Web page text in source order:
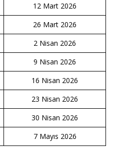
12 Mart 2026
26 Mart 2026
2 Nisan 2026
9 Nisan 2026
16 Nisan 2026
23 Nisan 2026
30 Nisan 2026
7 Mayıs 2026